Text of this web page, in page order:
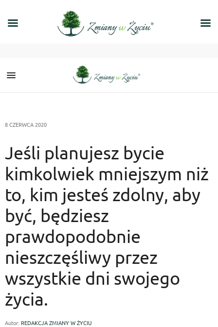
8 CZERWCA 2020
Jeśli planujesz bycie
kimkolwiek mniejszym niż
to, kim jesteś zdolny, aby
być, będziesz
prawdopodobnie
nieszczęśliwy przez
wszystkie dni swojego
życia.
Autor: REDAKCJA ZMIANY W ŻYCIU